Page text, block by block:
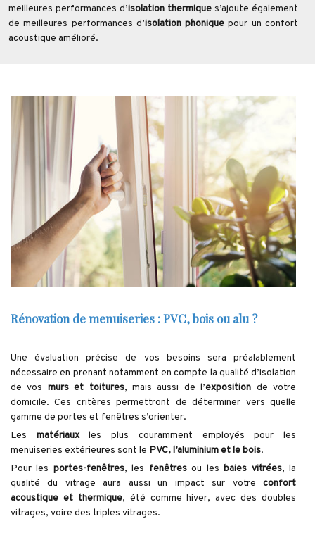
meilleures performances d’isolation thermique s’ajoute également
de meilleures performances d’isolation phonique pour un confort
acoustique amélioré.
Rénovation de menuiseries : PVC, bois ou alu ?
Une évaluation précise de vos besoins sera préalablement
nécessaire en prenant notamment en compte la qualité d’isolation
de vos murs et toitures, mais aussi de l’exposition de votre
domicile. Ces critères permettront de déterminer vers quelle
gamme de portes et fenêtres s’orienter.
Les matériauxles plus couramment employés pour les
menuiseries extérieures sont le PVC, l’aluminium et le bois.
Pour les portes-fenêtres, les fenêtresou lesbaies vitrées, la
qualité du vitrage aura aussi un impact sur votre confort
acoustique et thermique, été comme hiver, avec des doubles
vitrages, voire des triples vitrages.